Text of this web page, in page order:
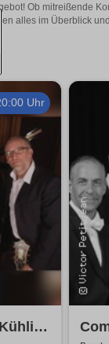
Ob mitreißende
alles im Überblick
Uhr